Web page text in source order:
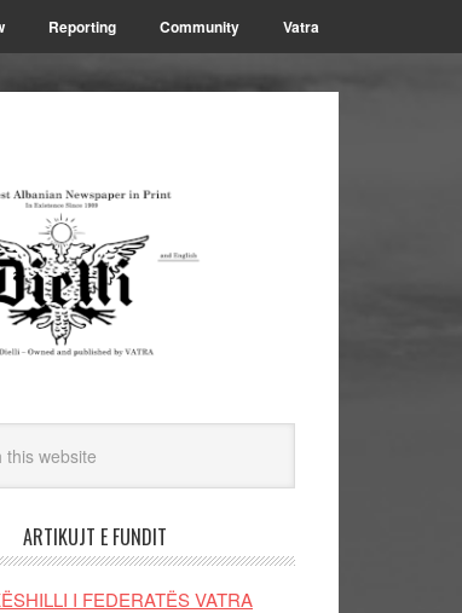
Reporting Community Vatra
ARTIKUJT E FUNDIT
I FEDERATËS VATRA